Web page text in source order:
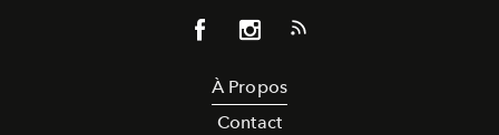
À Propos
Contact